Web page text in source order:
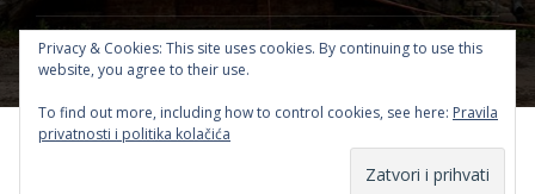
Copyright 2026 — Kajkaviana. Sva prava pridržana.
Privacy & Cookies: This site uses cookies. By continuing to use this
website, you agree to their use.
To find out more, including how to control cookies, see here: Pravila
privatnosti i politika kolačića